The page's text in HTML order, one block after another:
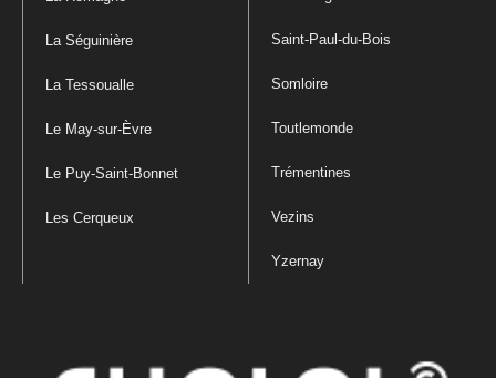
La Séguinière
La Tessoualle
Le May-sur-Èvre
Le Puy-Saint-Bonnet
Les Cerqueux
Saint-Paul-du-Bois
Somloire
Toutlemonde
Trémentines
Vezins
Yzernay